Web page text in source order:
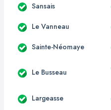
Sansais
Le Vanneau
Sainte-Néomaye
Le Busseau
Largeasse